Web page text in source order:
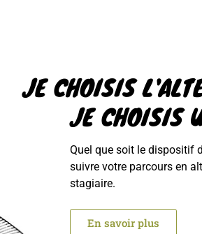
JE CHOISIS
JE CHOISIS
Quel que soit le dispositif
suivre votre parcours en
stagiaire.
En savoir plus